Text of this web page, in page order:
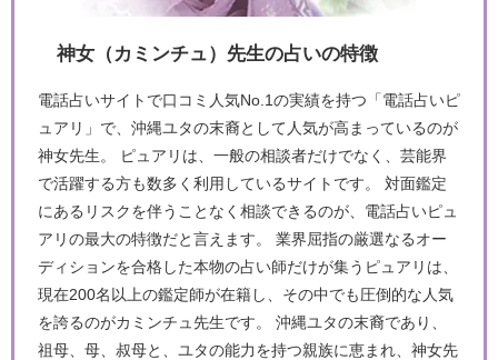
神女（カミンチュ）先生の占いの特徴
電話占いサイトで口コミ人気No.1の実績を持つ「電話占いピ
ュアリ」で、沖縄ユタの末裔として人気が高まっているのが
神女先生。 ピュアリは、一般の相談者だけでなく、芸能界
で活躍する方も数多く利用しているサイトです。 対面鑑定
にあるリスクを伴うことなく相談できるのが、電話占いピュ
アリの最大の特徴だと言えます。 業界屈指の厳選なるオー
ディションを合格した本物の占い師だけが集うピュアリは、
現在200名以上の鑑定師が在籍し、その中でも圧倒的な人気
を誇るのがカミンチュ先生です。 沖縄ユタの末裔であり、
祖母、母、叔母と、ユタの能力を持つ親族に恵まれ、神女先